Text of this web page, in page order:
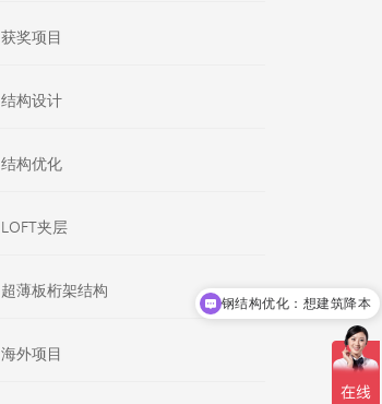
获奖项目
结构设计
结构优化
LOFT夹层
超薄板桁架结构
海外项目
钢结构优化：想建筑降本